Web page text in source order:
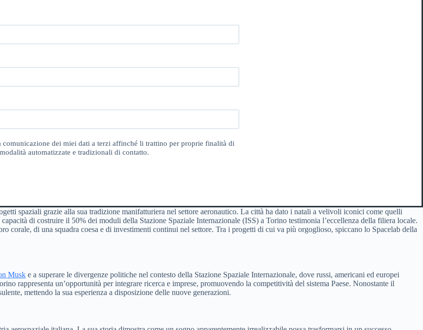
comunicazione dei miei dati a terzi affinché li trattino per proprie finalità di
automatizzate e tradizionali di contatto.
spaziali grazie alla sua tradizione manifatturiera nel settore aeronautico. La città ha dato i natali a velivoli iconici come quelli
di costruire il 50% dei moduli della Stazione Spaziale Internazionale (ISS) a Torino testimonia l’eccellenza della filiera locale.
corale, di una squadra coesa e di investimenti continui nel settore. Tra i progetti di cui va più orgoglioso, spiccano lo Spacelab della
Musk e a superare le divergenze politiche nel contesto della Stazione Spaziale Internazionale, dove russi, americani ed europei
rappresenta un’opportunità per integrare ricerca e imprese, promuovendo la competitività del sistema Paese. Nonostante il
mettendo la sua esperienza a disposizione delle nuove generazioni.